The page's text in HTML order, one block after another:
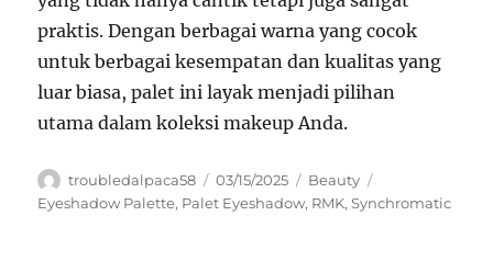
praktis. Dengan berbagai warna yang cocok
untuk berbagai kesempatan dan kualitas yang
luar biasa, palet ini layak menjadi pilihan
utama dalam koleksi makeup Anda.
Author
troubledalpaca58
Posted
on
03/15/2025 Categories
Beauty
Eyeshadow Palette, Palet Eyeshadow, RMK,Synchromatic